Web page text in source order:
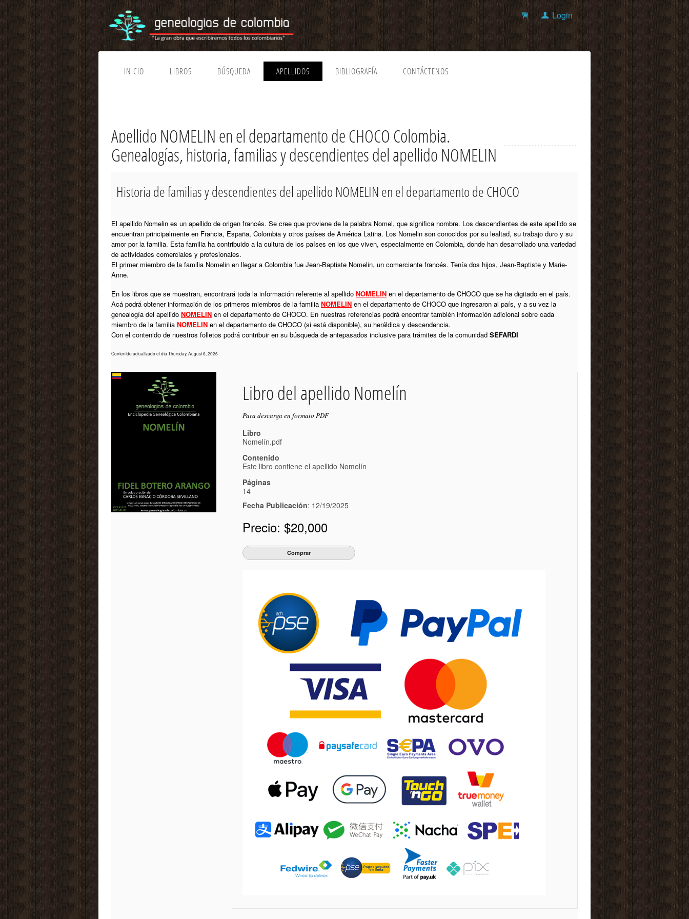
Login
INICIO LIBROS BÚSQUEDA APELLIDOS BIBLIOGRAFÍA CONTÁCTENOS
Apellido NOMELIN en el departamento de CHOCO Colombia.
Genealogías, historia, familias y descendientes del apellido NOMELIN
Historia de familias y descendientes del apellido NOMELIN en el departamento de CHOCO
El apellido Nomelin es un apellido de origen francés. Se cree que proviene de la palabra Nomel, que significa nombre. Los descendientes de este apellido se
encuentran principalmente en Francia, España, Colombia y otros países de América Latina. Los Nomelin son conocidos por su lealtad, su trabajo duro y su
amor por la familia. Esta familia ha contribuido a la cultura de los países en los que viven, especialmente en Colombia, donde han desarrollado una variedad
de actividades comerciales y profesionales.
El primer miembro de la familia Nomelin en llegar a Colombia fue Jean-Baptiste Nomelin, un comerciante francés. Tenía dos hijos, Jean-Baptiste y Marie-
Anne.
En los libros que se muestran, encontrará toda la información referente al apellido NOMELIN en el departamento de CHOCO que se ha digitado en el país.
Acá podrá obtener información de los primeros miembros de la familia NOMELIN en el departamento de CHOCO que ingresaron al país, y a su vez la
genealogía del apellido NOMELIN en el departamento de CHOCO. En nuestras referencias podrá encontrar también información adicional sobre cada
miembro de la familia NOMELIN en el departamento de CHOCO (si está disponible), su heráldica y descendencia.
Con el contenido de nuestros folletos podrá contribuir en su búsqueda de antepasados inclusive para trámites de la comunidad SEFARDI
Contenido actualizado el día Thursday, August 6, 2026
Libro del apellido Nomelín
Para descarga en formato PDF
Libro
Nomelín.pdf
Contenido
Este libro contiene el apellido Nomelín
Páginas
14
Fecha Publicación: 12/19/2025
Precio: $20,000